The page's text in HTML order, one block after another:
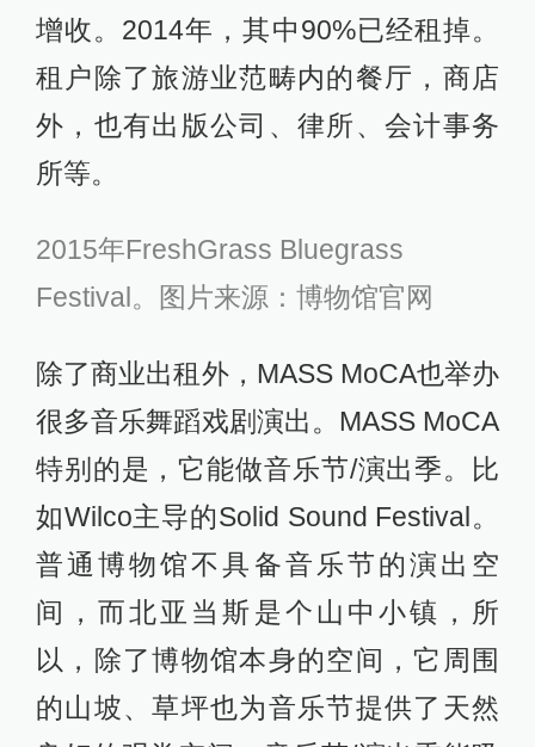
增收。2014年，其中90%已经租掉。
租户除了旅游业范畴内的餐厅，商店
外，也有出版公司、律所、会计事务
所等。
2015年FreshGrass Bluegrass
Festival。图片来源：博物馆官网
除了商业出租外，MASS MoCA也举办
很多音乐舞蹈戏剧演出。MASS MoCA
特别的是，它能做音乐节/演出季。比
如Wilco主导的Solid Sound Festival。
普通博物馆不具备音乐节的演出空
间，而北亚当斯是个山中小镇，所
以，除了博物馆本身的空间，它周围
的山坡、草坪也为音乐节提供了天然